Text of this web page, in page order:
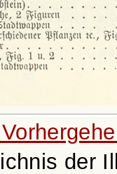
der